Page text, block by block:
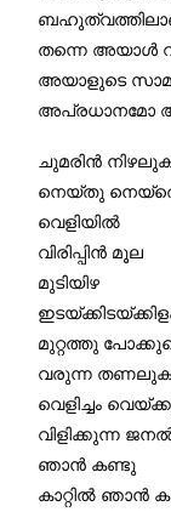
തന്നെ അയാൾ
അയാളുടെ
അപ്രധാനമോ
ചുമരിൻ
നെയ്തു
വെളിയിൽ
വിരിപ്പിൻ മൂല
മുടിയിഴ
മുറ്റത്തു
വരുന്ന
വെളിച്ചം
വിളിക്കുന്ന
ഞാൻ കണ്ടു
കാറ്റിൽ ഞാൻ